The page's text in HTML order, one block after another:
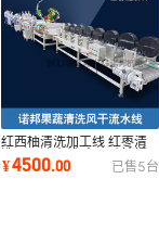
红西柚清洗加工线 红枣清
洗风干流水线 商用砂糖橘
榨汁设备厂家
¥4500.00 已售5台